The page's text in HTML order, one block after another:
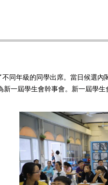
同年級的同學出席。當日候選
一屆學生會幹事會。新一屆學生